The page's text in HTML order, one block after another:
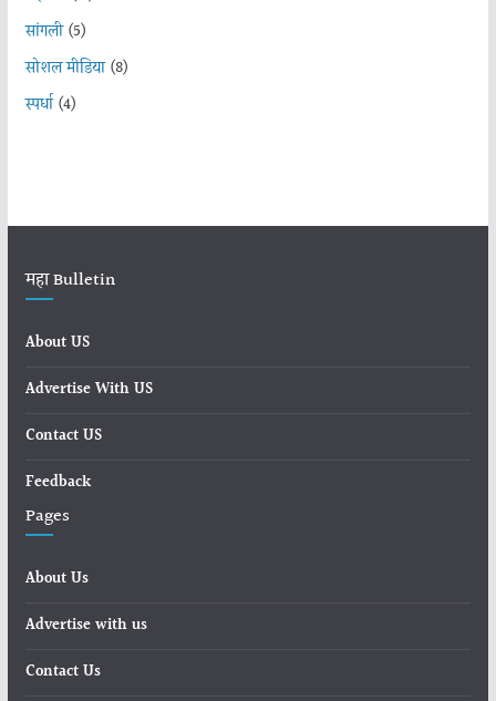
सांगली(5)
सोशल मीडिया(8)
स्पर्धा(4)
महा Bulletin
About US
Advertise With US
Contact US
Feedback
Pages
About Us
Advertise with us
Contact Us